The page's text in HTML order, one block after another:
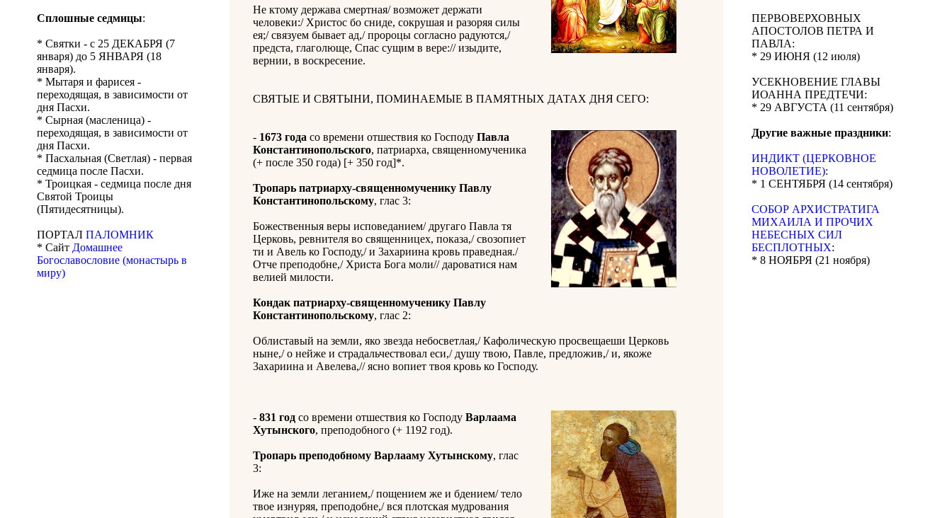
Сплошные седмицы:
* Святки - с 25 ДЕКАБРЯ (7
января) до 5 ЯНВАРЯ (18
января).
* Мытаря и фарисея -
переходящая, в зависимости от
дня Пасхи.
* Сырная (масленица) -
переходящая, в зависимости от
дня Пасхи.
* Пасхальная (Светлая) - первая
седмица после Пасхи.
* Троицкая - седмица после дня
Святой Троицы
(Пятидесятницы).
ПОРТАЛ ПАЛОМНИК
* Сайт Домашнее
Богославословие (монастырь в
миру)
Не ктому держава смертная/ возможет держати
человеки:/ Христос бо сниде, сокрушая и разоряя силы
ея;/ связуем бывает ад,/ пророцы согласно радуются,/
предста, глаголюще, Спас сущим в вере:// изыдите,
вернии, в воскресение.
СВЯТЫЕ И СВЯТЫНИ, ПОМИНАЕМЫЕ В ПАМЯТНЫХ ДАТАХ ДНЯ СЕГО:
- 1673 года со времени отшествия ко Господу Павла
Константинопольского, патриарха, священномученика
(+ после 350 года) [+ 350 год]*.
Тропарь патриарху-священномученику Павлу
Константинопольскому, глас 3:
Божественныя веры исповеданием/ другаго Павла тя
Церковь, ревнителя во священницех, показа,/ свозопиет
ти и Авель ко Господу,/ и 3ахариина кровь праведная./
Отче преподобне,/ Христа Бога моли// дароватися нам
велией милости.
Кондак патриарху-священномученику Павлу
Константинопольскому, глас 2:
Облиставый на земли, яко звезда небосветлая,/ Кафолическую просвещаеши Церковь
ныне,/ о нейже и страдальчествовал еси,/ душу твою, Павле, предложив,/ и, якоже
3ахариина и Авелева,// ясно вопиет твоя кровь ко Господу.
- 831 год со времени отшествия ко Господу Варлаама
Хутынского, преподобного (+ 1192 год).
Тропарь преподобному Варлааму Хутынскому, глас
3:
Иже на земли леганием,/ пощением же и бдением/ тело
твое изнуряя, преподобне,/ вся плотская мудрования
ПЕРВОВЕРХОВНЫХ
АПОСТОЛОВ ПЕТРА И
ПАВЛА:
* 29 ИЮНЯ (12 июля)
УСЕКНОВЕНИЕ ГЛАВЫ
ИОАННА ПРЕДТЕЧИ:
* 29 АВГУСТА (11 сентября)
Другие важные праздники:
ИНДИКТ (ЦЕРКОВНОЕ
НОВОЛЕТИЕ):
* 1 СЕНТЯБРЯ (14 сентября)
CОБОР АРХИСТРАТИГА
МИХАИЛА И ПРОЧИХ
НЕБЕСНЫХ СИЛ
БЕСПЛОТНЫХ:
* 8 НОЯБРЯ (21 ноября)